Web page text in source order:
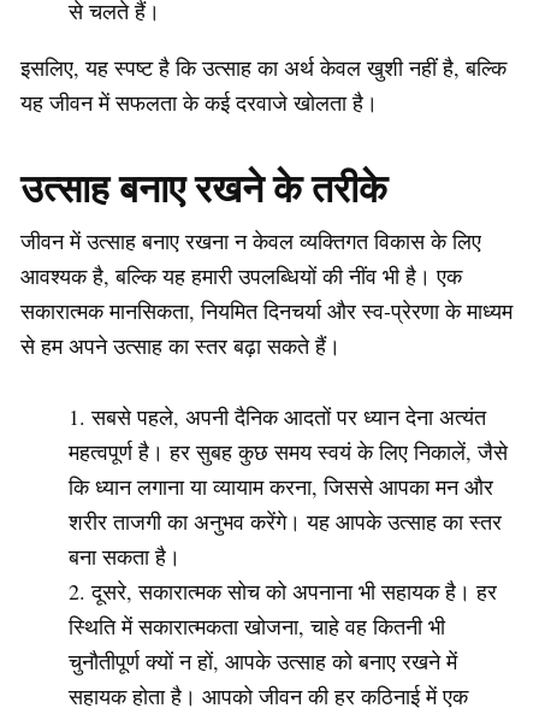
से चलते हैं।
इसलिए, यह स्पष्ट है कि उत्साह का अर्थ केवल खुशी नहीं है, बल्कि
यह जीवन में सफलता के कई दरवाजे खोलता है।
उत्साह बनाए रखने के तरीके
जीवन में उत्साह बनाए रखना न केवल व्यक्तिगत विकास के लिए
आवश्यक है, बल्कि यह हमारी उपलब्धियों की नींव भी है। एक
सकारात्मक मानसिकता, नियमित दिनचर्या और स्व-प्रेरणा के माध्यम
से हम अपने उत्साह का स्तर बढ़ा सकते हैं।
सबसे पहले, अपनी दैनिक आदतों पर ध्यान देना अत्यंत
महत्वपूर्ण है। हर सुबह कुछ समय स्वयं के लिए निकालें, जैसे
कि ध्यान लगाना या व्यायाम करना, जिससे आपका मन और
शरीर ताजगी का अनुभव करेंगे। यह आपके उत्साह का स्तर
बना सकता है।
दूसरे, सकारात्मक सोच को अपनाना भी सहायक है। हर
स्थिति में सकारात्मकता खोजना, चाहे वह कितनी भी
चुनौतीपूर्ण क्यों न हों, आपके उत्साह को बनाए रखने में
सहायक होता है। आपको जीवन की हर कठिनाई में एक